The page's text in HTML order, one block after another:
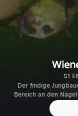
S1
Der findige
Bereich an den